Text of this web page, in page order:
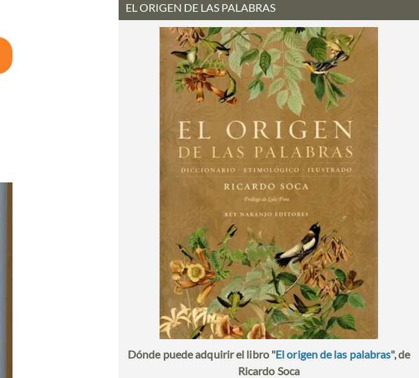
EL ORIGEN DE LAS PALABRAS
Dónde puede adquirir el libro "El origen de las palabras", de
Ricardo Soca